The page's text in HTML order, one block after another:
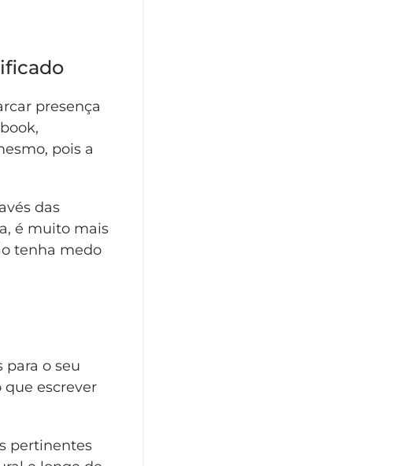
presença
pois a
das
é muito mais
tenha medo
o seu
que escrever
pertinentes